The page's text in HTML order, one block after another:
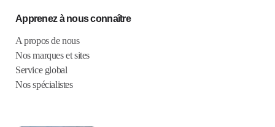
Apprenez à nous connaître
A propos de nous
Nos marques et sites
Service global
Nos spécialistes